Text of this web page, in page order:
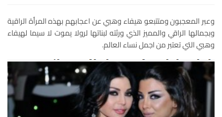
وعبر المعجبون ومتتبعو هيفاء وهبي عن اعجابهم بهذه المرأة الراقية
وبجمالها الراقي والمميز الذي ورثته لبناتها لرولا يموت لا سيما لهيفاء
وهبي التي تعتبر من اجمل نساء العالم.